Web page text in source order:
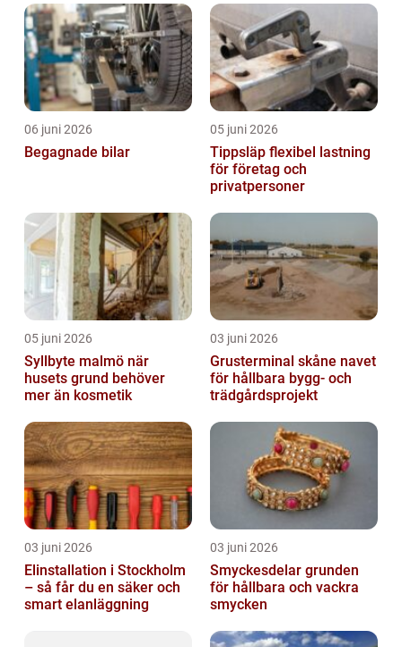
06 juni 2026
Begagnade bilar
05 juni 2026
Tippsläp flexibel lastning
för företag och
privatpersoner
05 juni 2026
Syllbyte malmö när
husets grund behöver
mer än kosmetik
03 juni 2026
Grusterminal skåne navet
för hållbara bygg- och
trädgårdsprojekt
03 juni 2026
Elinstallation i Stockholm
– så får du en säker och
smart elanläggning
03 juni 2026
Smyckesdelar grunden
för hållbara och vackra
smycken